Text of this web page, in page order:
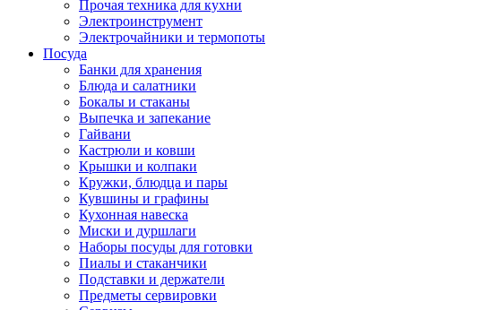
Прочая техника для кухни
Электроинструмент
Электрочайники и термопоты
Посуда
Банки для хранения
Блюда и салатники
Бокалы и стаканы
Выпечка и запекание
Гайвани
Кастрюли и ковши
Крышки и колпаки
Кружки, блюдца и пары
Кувшины и графины
Кухонная навеска
Миски и дуршлаги
Наборы посуды для готовки
Пиалы и стаканчики
Подставки и держатели
Предметы сервировки